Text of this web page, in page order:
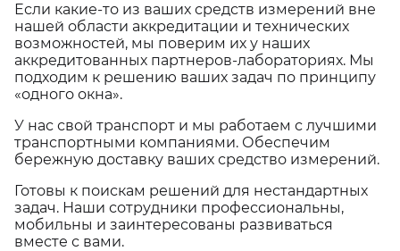
Если какие-то из ваших средств измерений вне
нашей области аккредитации и технических
возможностей, мы поверим их у наших
аккредитованных партнеров-лабораториях. Мы
подходим к решению ваших задач по принципу
«одного окна».
У нас свой транспорт и мы работаем с лучшими
транспортными компаниями. Обеспечим
бережную доставку ваших средство измерений.
Готовы к поискам решений для нестандартных
задач. Наши сотрудники профессиональны,
мобильны и заинтересованы развиваться
вместе с вами.